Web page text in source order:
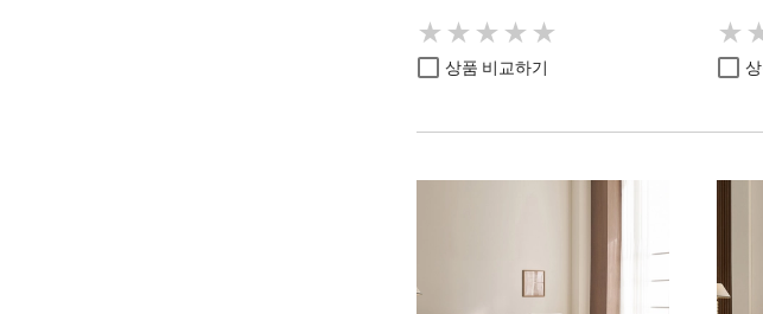
★ ★ ★ ★ ★
★ ★ ★ ★ ★
상품 비교하기
★
★